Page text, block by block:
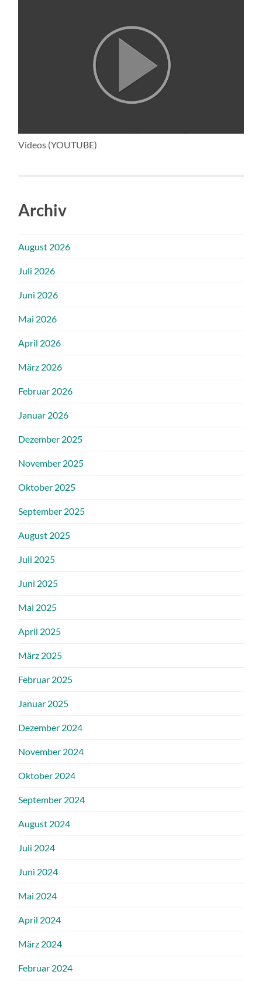
Videos (YOUTUBE)
Archiv
August 2026
Juli 2026
Juni 2026
Mai 2026
April 2026
März 2026
Februar 2026
Januar 2026
Dezember 2025
November 2025
Oktober 2025
September 2025
August 2025
Juli 2025
Juni 2025
Mai 2025
April 2025
März 2025
Februar 2025
Januar 2025
Dezember 2024
November 2024
Oktober 2024
September 2024
August 2024
Juli 2024
Juni 2024
Mai 2024
April 2024
März 2024
Februar 2024